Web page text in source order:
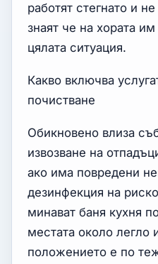
работят стегнато и
знаят че на хората
цялата ситуация.
Какво включва
почистване
Обикновено влиза
извозване на
ако има повредени
дезинфекция на
минават баня кухня
местата около легло
положението е по